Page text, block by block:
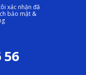
56
xác nhận đã
bảo mật &